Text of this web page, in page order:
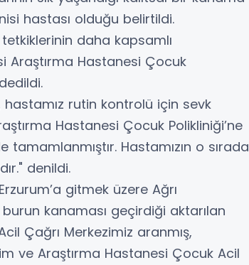
hastası olduğu belirtildi.
daha kapsamlı
Araştırma Hastanesi Çocuk
rutin kontrolü için sevk
Hastanesi Çocuk Polikliniği’ne
Hastamızın o sırada
denildi.
gitmek üzere Ağrı
kanaması geçirdiği aktarılan
Çağrı Merkezimiz aranmış,
ve Araştırma Hastanesi Çocuk Acil